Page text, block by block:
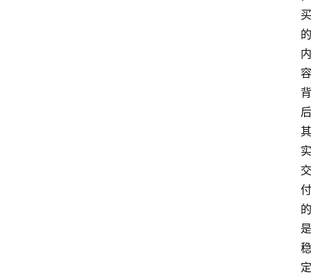
买
的
内
容
背
后
其
实
交
付
的
是
稳
定